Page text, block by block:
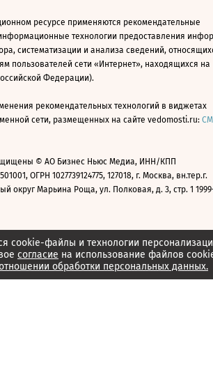
cookie-файлы и технологии
согласие на использование файлов
обработки персональных данных.
ресурсе применяются рекомендательные
технологии предоставления
систематизации и анализа сведений,
пользователей сети «Интернет», находящихся на
Федерации).
рекомендательных технологий в виджетах
сети, размещенных на сайте vedomosti.ru:
© АО Бизнес Ньюс Медиа, ИНН/КПП
ОГРН 1027739124775, 127018, г. Москва, вн.тер.г.
округ Марьина Роща, ул. Полковая, д. 3, стр. 1